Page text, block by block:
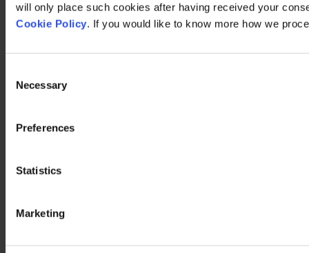
will only place such cookies after having received your
Cookie Policy. If you would like to know more how we
Selection
Necessary
Preferences
Statistics
Marketing